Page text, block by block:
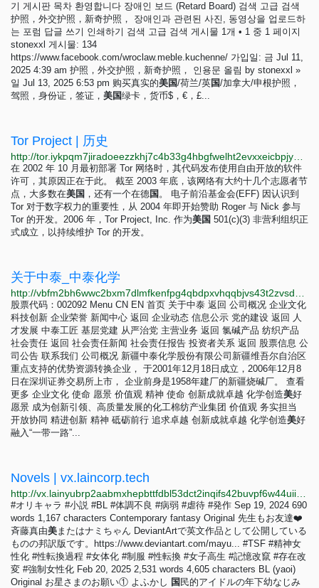
기 게시판 목차 환영합니다 장애인 보드 (Retard Board) 검색 고급 검색
护照，外交护照，新奇护照， 장애인과 관련된 사진, 동영상을 업로드하
는 포럼 답글 쓰기 인쇄하기 검색 고급 검색 게시물 1개 • 1 중 1 페이지
stonexxl 게시물: 134
https://www.facebook.com/wroclaw.meble.kuchenne/ 가입일: 금 Jul 11,
2025 4:39 am 护照，外交护照，新奇护照， 인용문 올림 by stonexxl »
일 Jul 13, 2025 6:53 pm 购买真实的美国/荷兰/英国/加拿大/申根护照，
驾照，身份证，签证， 美国绿卡，货币$，€，£...
Tor Project | 历史
在 2002 年 10 月最初部署 Tor 网络时，其代码发布使用自由开放的软件
许可，其原因正在于此。 截至 2003 年底，该网络有大约十几个志愿者节
点，大多数在美国 ，还有一个在德国 。 电子前沿基金会(EFF) 因认识到
Tor 对于数字权力的重要性，从 2004 年即开始赞助 Roger 与 Nick 参与
Tor 的开发。2006 年，Tor Project, Inc. 作为美国 501(c)(3) 非营利组织正
式成立，以持续维护 Tor 的开发。
关于中泰_中泰化学
股票代码：002092 Menu CN EN 首页 关于中泰 返回 公司概况 企业文化
科技创新 企业荣誉 新闻中心 返回 企业动态 信息公示 党的建设 返回 人
才发展 中泰工匠 基层党建 从严治党 主营业务 返回 氯碱产品 纺织产品
社会责任 返回 社会责任新闻 社会责任报告 投资者关系 返回 股票信息 公
司公告 联系我们 公司概况 新疆中泰化学股份有限公司新疆维吾尔自治区
重点支持的优势资源转换企业， 于2001年12月18日成立，2006年12月8
日在深圳证券交易所上市， 企业前身是1958年建厂的新疆烧碱厂。 查看
更多 企业文化 使命 愿景 价值观 精神 使命 创新成就卓越 化学创造美好
愿景 成为创新引领、高质量发展的化工棉纺产业集团 价值观 务实担当
开放协同 精进创新 精神 砥砺前行 追求卓越 创新成就卓越 化学创造美好
融入“一带一路”...
Novels | vx.laincorp.tech
#オリキャラ #小説 #BL #体調不良 #病弱 #虐待 #発作 Sep 19, 2024 690
words 1,167 characters Contemporary fantasy Original 先生もお友達❤️
斉藤真由美またはナミちゃん DeviantArtで英文作品として公開している
ものの邦訳版です。https://www.deviantart.com/mayu... #TSF #精神女
性化 #性転換過程 #女体化 #制服 #性転換 #女子高生 #記憶改竄 #存在改
変 #強制女性化 Feb 20, 2025 2,531 words 4,605 characters BL (yaoi)
Original お星さまのお願い① よふかし 国 民的アイドルの年下幼なじみ